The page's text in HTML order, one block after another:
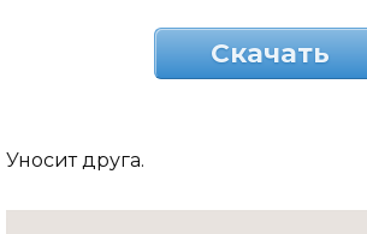
Скачать
Уносит друга.